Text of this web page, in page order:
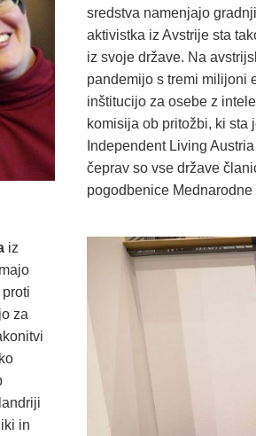
sredstva namenjajo
aktivistka iz Avstrije sta
iz svoje države. Na
pandemijo s tremi milijoni
inštitucijo za osebe z
komisija ob pritožbi, ki sta
Independent Living
čeprav so vse države
pogodbenice
iz
za
in